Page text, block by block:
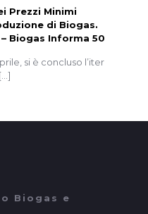
Prezzi Minimi
di Biogas.
– Biogas Informa 50
si è concluso l’iter
[…]
Biogas e